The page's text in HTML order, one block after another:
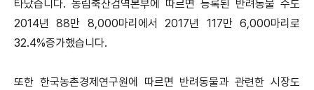
타났습니다. 농림축산검역본부에 따르면 등록된 반려동물 수도
2014년 88만 8,000마리에서 2017년 117만 6,000마리로
32.4%증가했습니다.
또한 한국농촌경제연구원에 따르면 반려동물과 관련한 시장도